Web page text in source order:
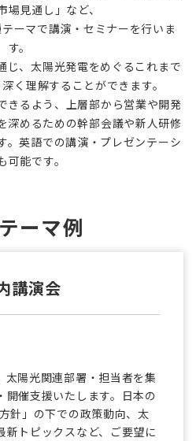
場見通し」など、
ーマで講演・セミナーを行いま
す。
じ、太陽光発電をめぐるこれまで
く理解することができます。
きるよう、上層部から営業や開発
深めるための幹部会議や新人研修
。英語での講演・プレゼンテーシ
可能です。
ーマ例
講演会
太陽光関連部署・担当者を集
開催支援いたします。日本の
針」の下での政策動向、太
新トピックスなど、ご要望に